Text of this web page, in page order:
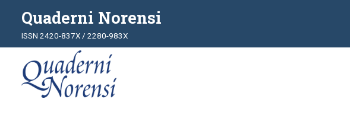
Quaderni Norensi
ISSN 2420-837X / 2280-983X